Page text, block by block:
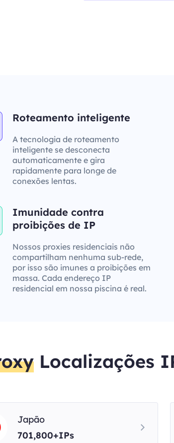
Roteamento inteligente
A tecnologia de roteamento
inteligente se desconecta
automaticamente e gira
rapidamente para longe de
conexões lentas.
Imunidade contra
proibições de IP
Nossos proxies residenciais não
compartilham nenhuma sub-rede,
por isso são imunes a proibições em
massa. Cada endereço IP
residencial em nossa piscina é real.
Localizações
Japão
701,800+IPs